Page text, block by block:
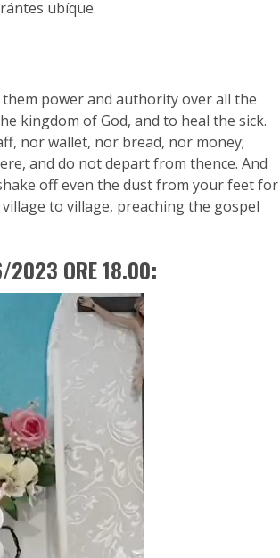
ubíque.
power and authority over all the
kingdom of God, and to heal the sick.
nor wallet, nor bread, nor money;
and do not depart from thence. And
off even the dust from your feet for
to village, preaching the gospel
2023 ORE 18.00: